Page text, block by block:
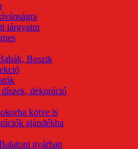
tárgyaim
Boszik
dekoráció
kötve is
ajándékba
nyárban